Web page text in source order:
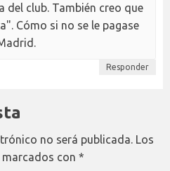
del club. También creo que
Cómo si no se le pagase
Responder
no será publicada. Los
con *